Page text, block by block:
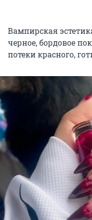
Вампирская
черное, бордовое
потеки красного,